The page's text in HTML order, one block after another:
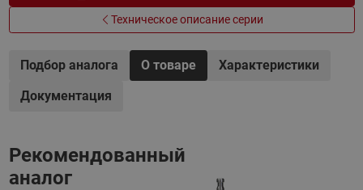
Техническое описание серии
Подбор аналога О товаре
Характеристики
Документация
Рекомендованный
аналог